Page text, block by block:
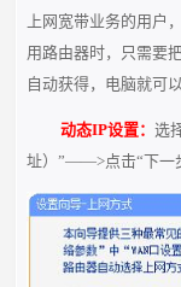
上网宽带业务的用户
用路由器时，只需要
自动获得，电脑就可
动态IP设置： 选
址）”——>点击“下一